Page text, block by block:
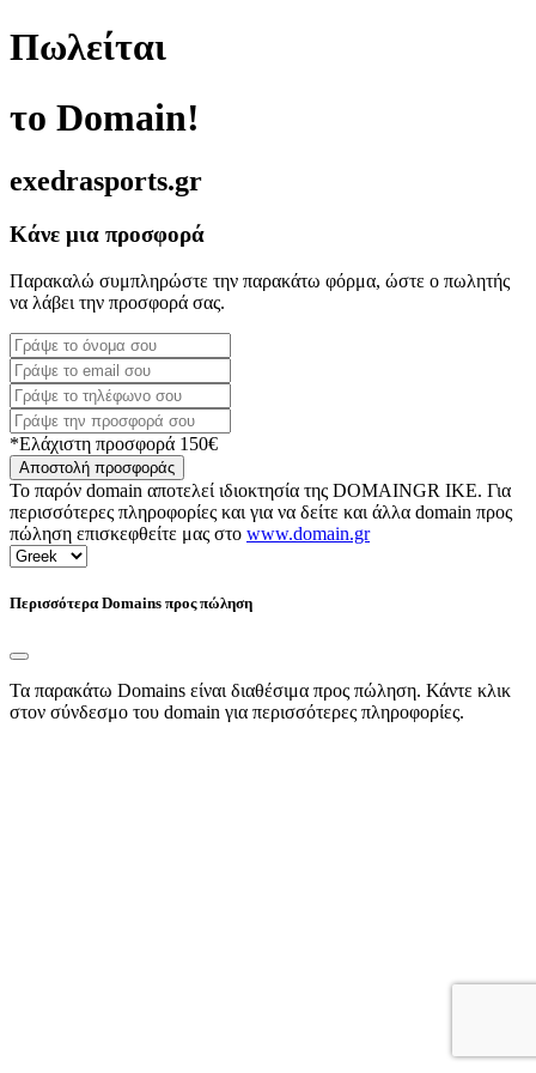
Πωλείται
το Domain!
exedrasports.gr
Κάνε μια προσφορά
Παρακαλώ συμπληρώστε την παρακάτω φόρμα, ώστε ο πωλητής
να λάβει την προσφορά σας.
*Ελάχιστη προσφορά 150€
Αποστολή προσφοράς
Το παρόν domain αποτελεί ιδιοκτησία της DOMAINGR ΙΚΕ. Για
περισσότερες πληροφορίες και για να δείτε και άλλα domain προς
πώληση επισκεφθείτε μας στο www.domain.gr
Περισσότερα Domains προς πώληση
Τα παρακάτω Domains είναι διαθέσιμα προς πώληση. Κάντε κλικ
στον σύνδεσμο του domain για περισσότερες πληροφορίες.